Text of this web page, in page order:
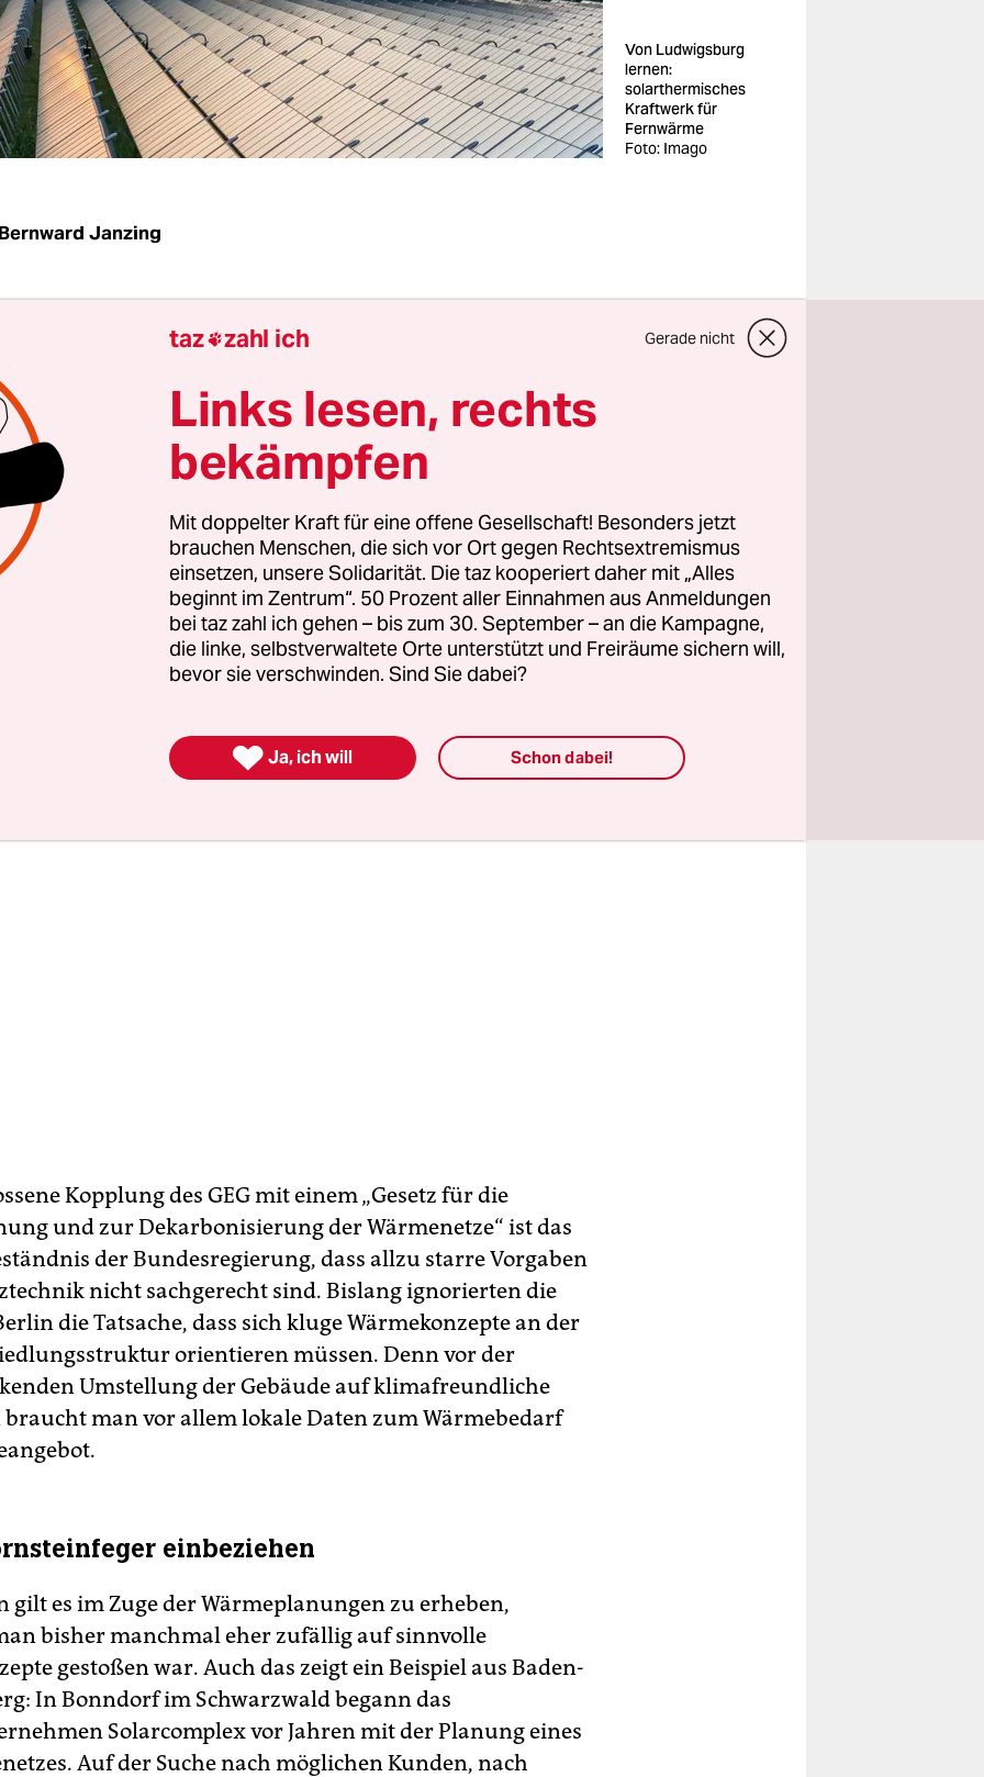
Von Ludwigsburg
lernen:
solarthermisches
Kraftwerk für
Fernwärme
Foto: Imago
Bernward Janzing
schwieriger Kompromiss: Nach langen Diskussionen hat die
ihr
Gebäudeenergiegesetz (GEG)
Jahr den Einbau reiner Öl- und
verbieten sollte, entschärft. Jetzt soll die Regelung
wo es
kommunale Wärmeplänegibt.
Bundesregierung für deren Ausarbeitung eine Frist bis
will, haben in Baden-Württemberg viele Kommunen ihre
schon fast oder sogar komplett fertiggestellt. Hier wurden
Jahren die 104 größten Städte – all jene mit mehr als
– per Landesgesetz verpflichtet, bis Ende 2023
vorzulegen. Damit ist Baden-Württemberg allen anderen
deutschlandweit ins Blickfeld.
Kopplung des GEG mit einem „Gesetz für die
und zur Dekarbonisierung der Wärmenetze“ ist das
der Bundesregierung, dass allzu starre Vorgaben
nicht sachgerecht sind. Bislang ignorierten die
die Tatsache, dass sich kluge Wärmekonzepte an der
orientieren müssen. Denn vor der
Umstellung der Gebäude auf klimafreundliche
man vor allem lokale Daten zum Wärmebedarf
einbeziehen
gilt es im Zuge der Wärmeplanungen zu erheben,
bisher manchmal eher zufällig auf sinnvolle
gestoßen war. Auch das zeigt ein Beispiel aus Baden-
In Bonndorf im Schwarzwald begann das
Solarcomplex vor Jahren mit der Planung eines
Auf der Suche nach möglichen Kunden, nach
taz zahl ich Gerade nicht
Links lesen, rechts
bekämpfen
Mit doppelter Kraft für eine offene Gesellschaft! Besonders jetzt
brauchen Menschen, die sich vor Ort gegen Rechtsextremismus
einsetzen, unsere Solidarität. Die taz kooperiert daher mit „Alles
beginnt im Zentrum“. 50 Prozent aller Einnahmen aus Anmeldungen
bei taz zahl ich gehen – bis zum 30. September – an die Kampagne,
die linke, selbstverwaltete Orte unterstützt und Freiräume sichern will,
bevor sie verschwinden. Sind Sie dabei?
 Ja, ich will Schon dabei!